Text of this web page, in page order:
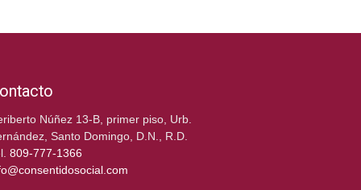
Núñez 13-B, primer piso, Urb.
Santo Domingo, D.N., R.D.
809-777-1366